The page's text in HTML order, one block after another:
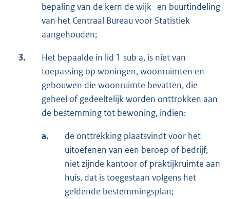
bepaling van de kern de wijk- en buurtindeling
van het Centraal Bureau voor Statistiek
aangehouden;
3.
Het bepaalde in lid 1 sub a, is niet van
toepassing op woningen, woonruimten en
gebouwen die woonruimte bevatten, die
geheel of gedeeltelijk worden onttrokken aan
de bestemming tot bewoning, indien:
a.
de onttrekking plaatsvindt voor het
uitoefenen van een beroep of bedrijf,
niet zijnde kantoor of praktijkruimte aan
huis, dat is toegestaan volgens het
geldende bestemmingsplan;